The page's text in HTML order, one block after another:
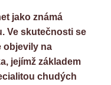
jako známá
Ve skutečnosti se
objevily na
jejímž základem
chudých